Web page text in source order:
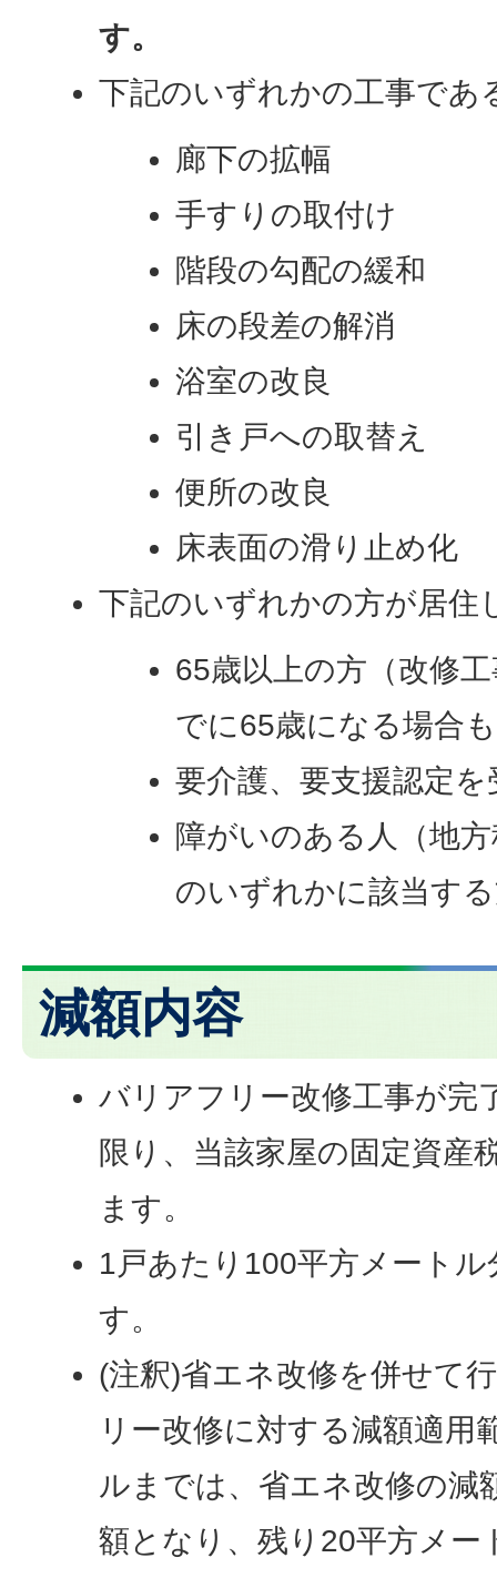
す。
下記のいずれかの工事であ
廊下の拡幅
手すりの取付け
階段の勾配の緩和
床の段差の解消
浴室の改良
引き戸への取替え
便所の改良
床表面の滑り止め化
下記のいずれかの方が居住
65歳以上の方（改修
でに65歳になる場合
要介護、要支援認定
障がいのある人（地
のいずれかに該当す
減額内容
バリアフリー改修工事が完
限り、当該家屋の固定資産
ます。
1戸あたり100平方メート
す。
(注釈)省エネ改修を併せて
リー改修に対する減額適用
ルまでは、省エネ改修の減
額となり、残り20平方メー